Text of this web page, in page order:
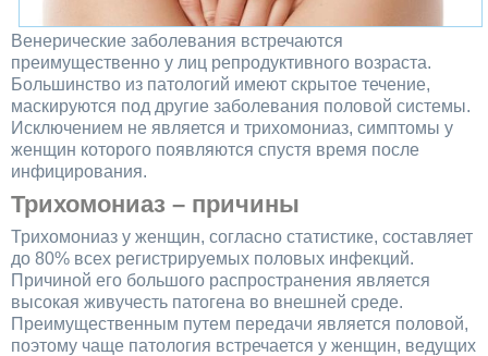
Венерические заболевания встречаются
преимущественно у лиц репродуктивного возраста.
Большинство из патологий имеют скрытое течение,
маскируются под другие заболевания половой системы.
Исключением не является и трихомониаз, симптомы у
женщин которого появляются спустя время после
инфицирования.
Трихомониаз – причины
Трихомониаз у женщин, согласно статистике, составляет
до 80% всех регистрируемых половых инфекций.
Причиной его большого распространения является
высокая живучесть патогена во внешней среде.
Преимущественным путем передачи является половой,
поэтому чаще патология встречается у женщин, ведущих